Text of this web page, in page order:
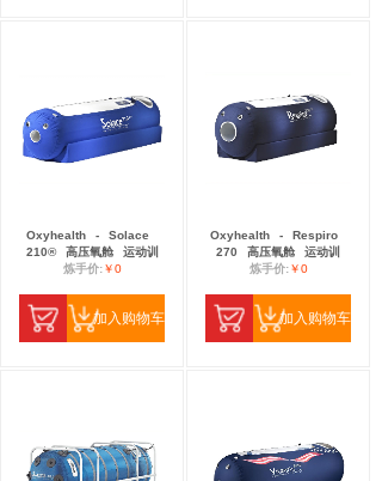
Oxyhealth -
Solace
210®
高压氧舱
运动训
炼手价:￥0
加入购物车
Oxyhealth -
Respiro
270
高压氧舱
运动训
炼手价:￥0
加入购物车